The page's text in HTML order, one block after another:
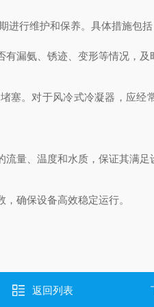
进行维护和保养。具体措施包括
漏氨、锈迹、变形等情况，及
塞。对于风冷式冷凝器，应经
量、温度和水质，保证其满足
确保设备高效稳定运行。
返回列表